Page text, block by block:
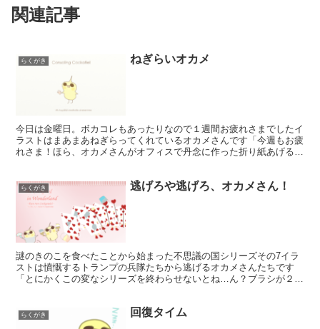
関連記事
らくがき ねぎらいオカメ
今日は金曜日。ボカコレもあったりなので１週間お疲れさまでしたイ
ラストはまあまあねぎらってくれているオカメさんです「今週もお疲
れさま！ほら、オカメさんがオフィスで丹念に作った折り紙あげるよ
らくがき 逃げろや逃げろ、オカメさん！
謎のきのこを食べたことから始まった不思議の国シリーズその7イラ
ストは憤慨するトランプの兵隊たちから逃げるオカメさんたちです
「とにかくこの変なシリーズを終わらせないとね…ん？ブラシが２
らくがき 回復タイム